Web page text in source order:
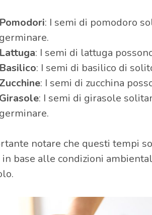
Pomodori: I semi di pomodoro
germinare.
Lattuga: I semi di lattuga
Basilico: I semi di basilico di
Zucchine: I semi di zucchina
Girasole: I semi di girasole
germinare.
notare che questi tempi
base alle condizioni